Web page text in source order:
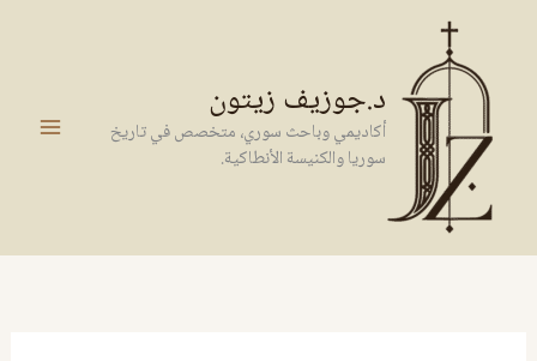
المحتوى
د.جوزيف زيتون
أكاديمي وباحث سوري، متخصص في تاريخ
سوريا والكنيسة الأنطاكية.